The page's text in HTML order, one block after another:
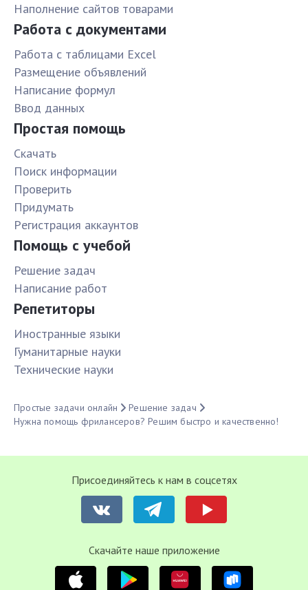
Наполнение сайтов товарами
Работа с документами
Работа с таблицами Excel
Размещение объявлений
Написание формул
Ввод данных
Простая помощь
Скачать
Поиск информации
Проверить
Придумать
Pегистрация аккаунтов
Помощь с учебой
Решение задач
Написание работ
Репетиторы
Иностранные языки
Гуманитарные науки
Технические науки
Простые задачи онлайн
Решение задач
Нужна помощь фрилансеров? Решим быстро и качественно!
Присоединяйтесь к нам в соцсетях
Cкачайте наше приложение